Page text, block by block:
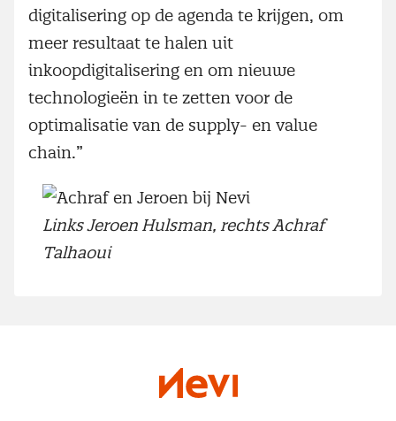
digitalisering op de agenda te krijgen, om
meer resultaat te halen uit
inkoopdigitalisering en om nieuwe
technologieën in te zetten voor de
optimalisatie van de supply- en value
chain.”
Links Jeroen Hulsman, rechts Achraf
Talhaoui